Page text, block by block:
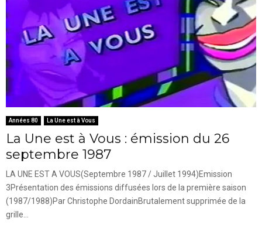
Années 80 La Une est à Vous
La Une est à Vous : émission du 26
septembre 1987
LA UNE EST A VOUS(Septembre 1987 / Juillet 1994)Emission
3Présentation des émissions diffusées lors de la première saison
(1987/1988)Par Christophe DordainBrutalement supprimée de la
grille...